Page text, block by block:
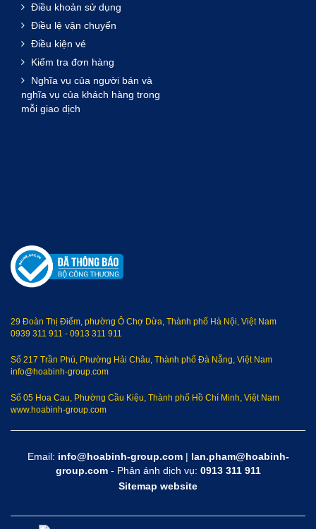
Điều khoản sử dụng
Điều lệ vận chuyển
Điều kiện vé
Kiểm tra đơn hàng
Nghĩa vụ của người bán và
nghĩa vụ của khách hàng trong
mỗi giao dịch
29 Đoàn Thị Điểm, phường Ô Chợ Dừa, Thành phố Hà Nội, Việt Nam
0939 311 911 - 0913 311 911
Số 217 Trần Phú, Phường Hải Châu, Thành phố Đà Nẵng, Việt Nam
info@hoabinh-group.com
Số 05 Hoa Cau, Phường Cầu Kiệu, Thành phố Hồ Chí Minh, Việt Nam
www.hoabinh-group.com
Email: info@hoabinh-group.com| lan.pham@hoabinh-
group.com- Phản ánh dịch vụ: 0913 311 911
Sitemap website